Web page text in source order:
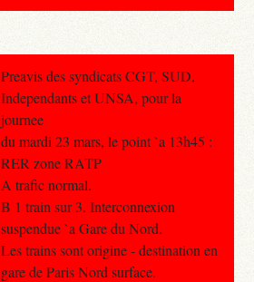
Preavis des syndicats CGT, SUD,
Independants et UNSA, pour la
journee
du mardi 23 mars, le point `a 13h45 :
RER zone RATP
A trafic normal.
B 1 train sur 3. Interconnexion
suspendue `a Gare du Nord.
Les trains sont origine - destination en
gare de Paris Nord surface.